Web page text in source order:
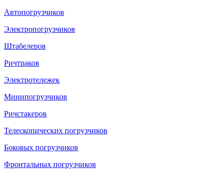
Автопогрузчиков
Электропогрузчиков
Штабелеров
Ричтраков
Электротележек
Минипогрузчиков
Ричстакеров
Телескопических погрузчиков
Боковых погрузчиков
Фронтальных погрузчиков